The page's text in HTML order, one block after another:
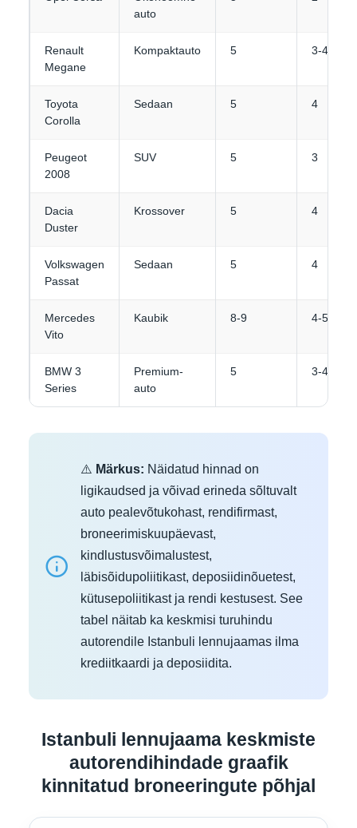
auto
Renault
Megane
Kompaktauto 5 3-4
Toyota
Corolla
Sedaan 5 4
Peugeot
2008
SUV 5 3
Dacia
Duster
Krossover 5 4
Volkswagen
Passat
Sedaan 5 4
Mercedes
Vito
Kaubik 8-9 4-5
BMW 3
Series
Premium-
auto
5 3-4
⚠️ Märkus: Näidatud hinnad on
ligikaudsed ja võivad erineda sõltuvalt
auto pealevõtukohast, rendifirmast,
broneerimiskuupäevast,
kindlustusvõimalustest,
läbisõidupoliitikast, deposiidinõuetest,
kütusepoliitikast ja rendi kestusest. See
tabel näitab ka keskmisi turuhindu
autorendile Istanbuli lennujaamas ilma
krediitkaardi ja deposiidita.
Istanbuli lennujaama keskmiste
autorendihindade graafik
kinnitatud broneeringute põhjal